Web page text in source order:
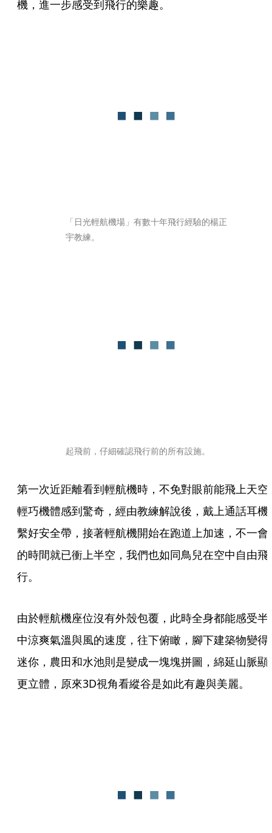
機，進一步感受到飛行的樂趣。
「日光輕航機場」有數十年飛行經驗的楊正
宇教練。
起飛前，仔細確認飛行前的所有設施。
第一次近距離看到輕航機時，不免對眼前能飛上天空
輕巧機體感到驚奇，經由教練解說後，戴上通話耳機
繫好安全帶，接著輕航機開始在跑道上加速，不一會
的時間就已衝上半空，我們也如同鳥兒在空中自由飛
行。
由於輕航機座位沒有外殼包覆，此時全身都能感受半
中涼爽氣溫與風的速度，往下俯瞰，腳下建築物變得
迷你，農田和水池則是變成一塊塊拼圖，綿延山脈顯
更立體，原來3D視角看縱谷是如此有趣與美麗。